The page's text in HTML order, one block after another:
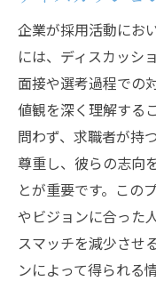
企業が採用活動にお
には、ディスカッシ
面接や選考過程での
値観を深く理解する
問わず、求職者が持
尊重し、彼らの志向
とが重要です。この
やビジョンに合った
スマッチを減少させ
ンによって得られる